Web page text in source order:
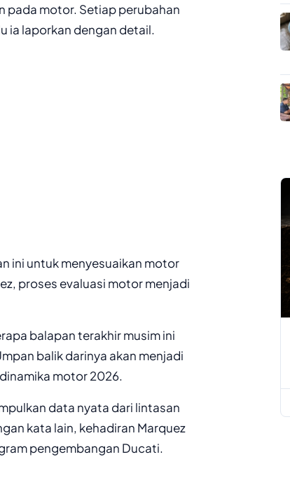
pada motor. Setiap perubahan
ia laporkan dengan detail.
ini untuk menyesuaikan motor
proses evaluasi motor menjadi
balapan terakhir musim ini
balik darinya akan menjadi
motor 2026.
data nyata dari lintasan
kata lain, kehadiran Marquez
pengembangan Ducati.